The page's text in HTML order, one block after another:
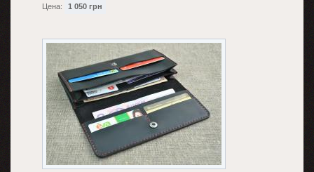
Цена:
1 050 грн